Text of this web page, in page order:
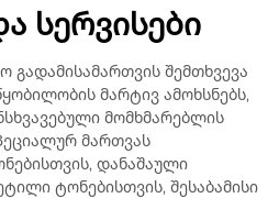
სერვისები
გადამისამართვის შემთხვევა
მარტივ ამოხსნებს,
მომხმარებლის
მართვას
დანაშაული
ტონებისთვის, შესაბამისი